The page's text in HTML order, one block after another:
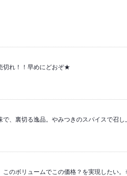
切れ！！早めにどおぞ★
、裏切る逸品。やみつきのスパイスで召し
このボリュームでこの価格？を実現したい